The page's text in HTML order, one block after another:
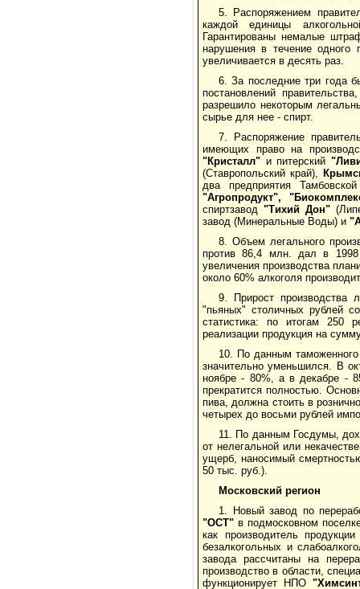
5. Распоряжением
каждой единицы
Гарантированы немалые
нарушения в течение
увеличивается в десять раз.
6. За последние три года
постановлений
разрешило некоторым
сырье для нее - спирт.
7. Распоряжение
имеющих право на
"Кристалл" и питерский
(Ставропольский край),
два предприятия
"Агропродукт",
спиртзавод"Тихий Дон"
завод (Минеральные Воды) и
8. Объем легального
против 86,4 млн. дал в 1998
увеличения производства
около 60% алкоголя
9. Прирост производства
"пьяных" столичных рублей
статистика: по итогам 250
реализации продукция на
10. По данным таможенного
значительно уменьшился. В
ноябре - 80%, а в декабре -
прекратится полностью.
пива, должна стоить в
четырех до восьми рублей
11. По данным Госдумы,
от нелегальной или
ущерб, наносимый
50 тыс. руб.).
Московский регион
1. Новый завод по
"ОСТ" в подмосковном
как производитель
безалкогольных и
завода рассчитаны на
производство в области,
функционирует НПО